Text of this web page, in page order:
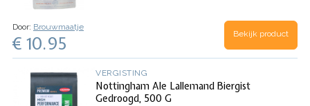
Door: Brouwmaatje
€ 10.95 Bekijk product
VERGISTING
Nottingham Ale Lallemand Biergist
Gedroogd, 500 G